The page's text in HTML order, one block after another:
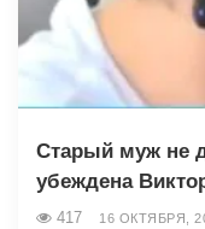
Старый муж не
убеждена
417 16 ОКТЯБРЯ,